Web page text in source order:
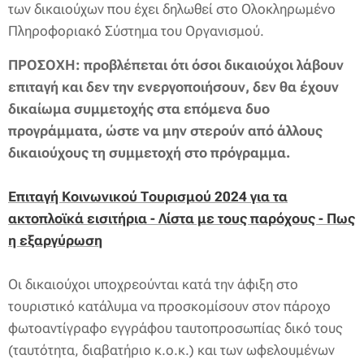
των δικαιούχων που έχει δηλωθεί στο Ολοκληρωμένο
Πληροφοριακό Σύστημα του Οργανισμού.
ΠΡΟΣΟΧΗ: προβλέπεται ότι όσοι δικαιούχοι λάβουν
επιταγή και δεν την ενεργοποιήσουν, δεν θα έχουν
δικαίωμα συμμετοχής στα επόμενα δυο
προγράμματα, ώστε να μην στερούν από άλλους
δικαιούχους τη συμμετοχή στο πρόγραμμα.
Επιταγή Κοινωνικού Τουρισμού 2024 για τα
ακτοπλοϊκά εισιτήρια - Λίστα με τους παρόχους - Πως
η εξαργύρωση
Οι δικαιούχοι υποχρεούνται κατά την άφιξη στο
τουριστικό κατάλυμα να προσκομίσουν στον πάροχο
φωτοαντίγραφο εγγράφου ταυτοπροσωπίας δικό τους
(ταυτότητα, διαβατήριο κ.ο.κ.) και των ωφελουμένων